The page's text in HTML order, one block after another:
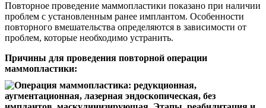
Повторное проведение маммопластики показано при наличии
проблем с установленным ранее имплантом. Особенности
повторного вмешательства определяются в зависимости от
проблем, которые необходимо устранить.
Причины для проведения повторной операции
маммопластики: